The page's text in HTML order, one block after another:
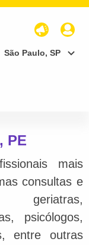
São Paulo, SP
PE
mais
consultas e
geriatras,
psicólogos,
entre outras